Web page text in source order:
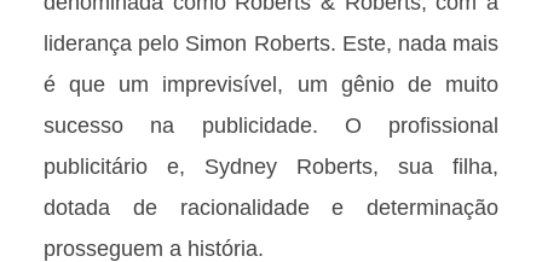
liderança pelo Simon Roberts. Este, nada mais
é que um imprevisível, um gênio de muito
sucesso na publicidade. O profissional
publicitário e, Sydney Roberts, sua filha,
dotada de racionalidade e determinação
prosseguem a história.